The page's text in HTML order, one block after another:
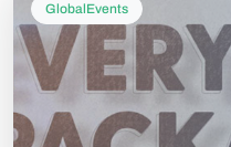
GlobalEvents